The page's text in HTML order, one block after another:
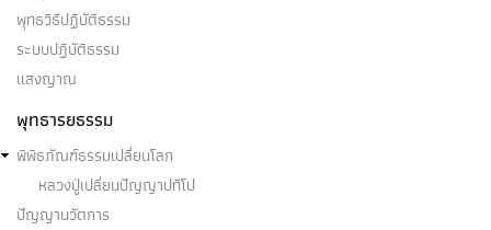
พุทธวิธีปฏิบัติธรรม
ระบบปฏิบัติธรรม
แสงญาณ
พุทธารยธรรม
พิพิธภัณฑ์ธรรมเปลี่ยนโลก
หลวงปู่เปลี่ยนปัญญาปทีโป
ปัญญานวัตการ